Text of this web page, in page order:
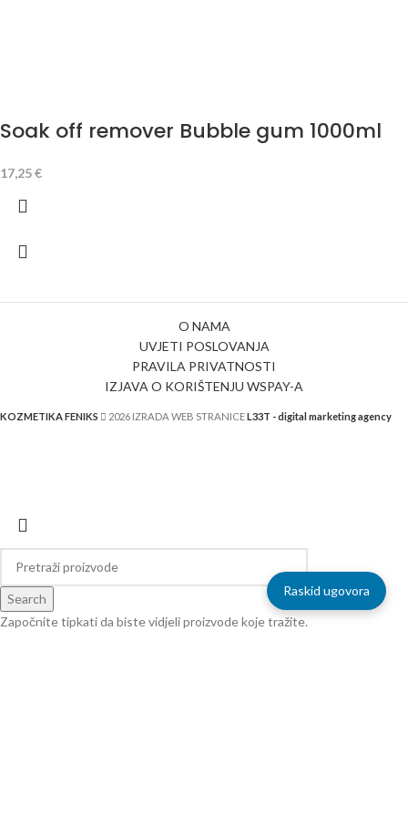
Soak off remover Bubble gum 1000ml
17,25€
O NAMA
UVJETI POSLOVANJA
PRAVILA PRIVATNOSTI
IZJAVA O KORIŠTENJU WSPAY-A
KOZMETIKA FENIKS 2026 IZRADA WEB STRANICEL33T - digital marketing agency
Search
Započnite tipkati da biste vidjeli proizvode koje tražite.
Raskid ugovora